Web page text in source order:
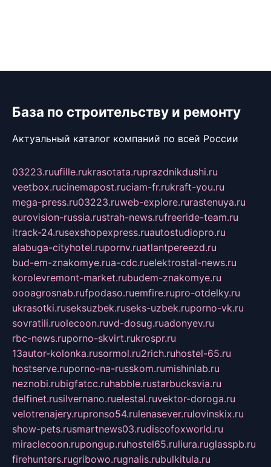
База по строительству и ремонту
Актуальный каталог компаний по всей России
03223.ruufille.rukrasotata.ruprazdnikdushi.ru
veetbox.rucinemapost.ruciam-fr.rukraft-you.ru
mega-press.ru03223.ruweb-explore.rurastenuya.ru
eurovision-russia.rustrah-news.rufreeride-team.ru
itrack-24.rusexshopexpress.ruautostudiopro.ru
alabuga-cityhotel.rupornv.ruatlantpereezd.ru
bud-em-znakomye.rua-cdc.ruelektrostal-news.ru
korolevremont-market.rubudem-znakomye.ru
oooagrosnab.rufpodaso.ruemfire.rupro-otdelky.ru
ukrasotki.ruseksuzbek.ruseks-uzbek.ruporno-vk.ru
sovratili.ruolecoon.ruvd-dosug.ruadonyev.ru
rbc-news.ruporno-skvirt.rukrospr.ru
13autor-kolonka.rusormol.ru2rich.ruhostel-65.ru
hostserve.ruporno-na-russkom.rumishinlab.ru
neznobi.rubigfatcc.ruhabble.rustarbucksvia.ru
delfinet.rusilvernano.ruelestal.ruvektor-doroga.ru
velotrenajery.rupronso54.rulenasever.rulovinskix.ru
show-pets.rusmartnews03.rudiscofoxworld.ru
miraclecoon.rupongup.ruhostel65.ruliura.ruglasspb.ru
firehunters.rugribowo.rugnalis.rubulkitula.ru